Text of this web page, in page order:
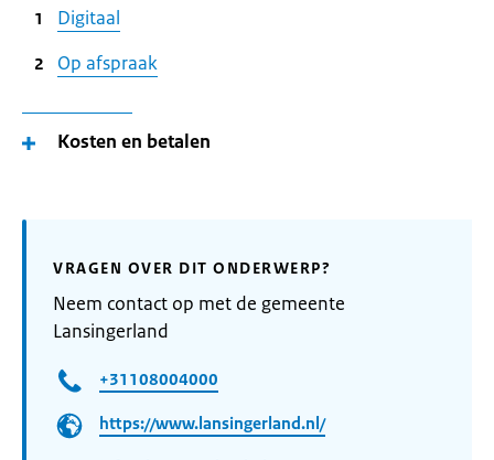
Digitaal
Op afspraak
Kosten en betalen
VRAGEN OVER DIT ONDERWERP?
Neem contact op met de gemeente
Lansingerland
+31108004000
https://www.lansingerland.nl/